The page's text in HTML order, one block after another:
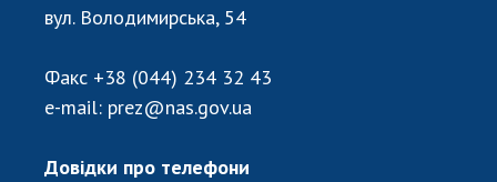
Відкрита наука в НАН України
Робота з молоддю
МІЖНАРОДНЕ СПІВРОБІТНИЦТВО
вул. Володимирська, 54
Факс +38 (044) 234 32 43
e-mail: prez@nas.gov.ua
Довідки про телефони